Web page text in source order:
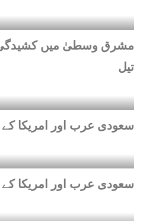
مشرق وسطیٰ میں
تیل
سعودی عرب اور امریکا
سعودی عرب اور امریکا